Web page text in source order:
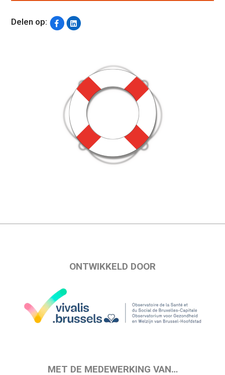
Delen op:
ONTWIKKELD DOOR
MET DE MEDEWERKING VAN…